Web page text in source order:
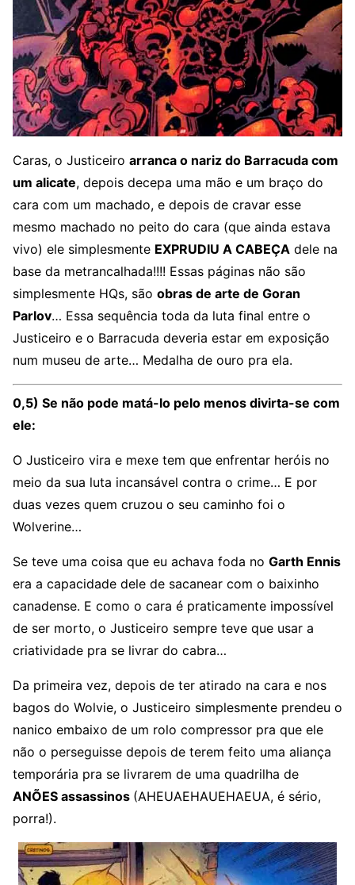
Caras, o Justiceiro arranca o nariz do Barracuda com
um alicate, depois decepa uma mão e um braço do
cara com um machado, e depois de cravar esse
mesmo machado no peito do cara (que ainda estava
vivo) ele simplesmente EXPRUDIU A CABEÇA dele na
base da metrancalhada!!!! Essas páginas não são
simplesmente HQs, são obras de arte de Goran
Parlov… Essa sequência toda da luta final entre o
Justiceiro e o Barracuda deveria estar em exposição
num museu de arte… Medalha de ouro pra ela.
0,5) Se não pode matá-lo pelo menos divirta-se com
ele:
O Justiceiro vira e mexe tem que enfrentar heróis no
meio da sua luta incansável contra o crime… E por
duas vezes quem cruzou o seu caminho foi o
Wolverine…
Se teve uma coisa que eu achava foda no Garth Ennis
era a capacidade dele de sacanear com o baixinho
canadense. E como o cara é praticamente impossível
de ser morto, o Justiceiro sempre teve que usar a
criatividade pra se livrar do cabra…
Da primeira vez, depois de ter atirado na cara e nos
bagos do Wolvie, o Justiceiro simplesmente prendeu o
nanico embaixo de um rolo compressor pra que ele
não o perseguisse depois de terem feito uma aliança
temporária pra se livrarem de uma quadrilha de
ANÕES assassinos (AHEUAEHAUEHAEUA, é sério,
porra!).